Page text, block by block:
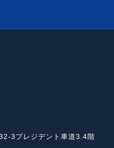
3プレジデント車道3.4階